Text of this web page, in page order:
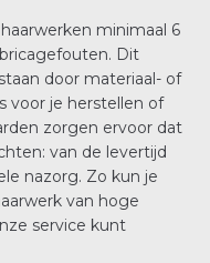
minimaal 6
Dit
door materiaal- of
voor je herstellen of
zorgen ervoor dat
van de levertijd
nazorg. Zo kun je
van hoge
service kunt